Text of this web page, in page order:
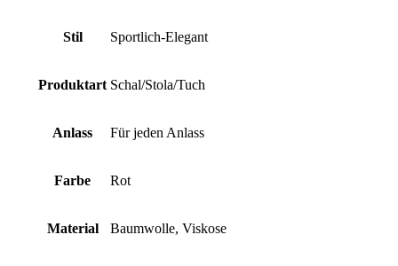
Stil Sportlich-Elegant
Produktart Schal/Stola/Tuch
Anlass Für jeden Anlass
Farbe Rot
Material Baumwolle, Viskose